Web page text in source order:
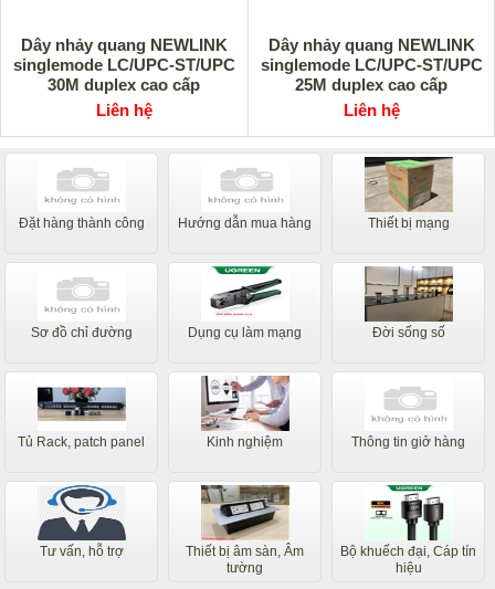
Dây nhảy quang NEWLINK
singlemode LC/UPC-ST/UPC
30M duplex cao cấp
Liên hệ
Dây nhảy quang NEWLINK
singlemode LC/UPC-ST/UPC
25M duplex cao cấp
Liên hệ
Đặt hàng thành công Hướng dẫn mua hàng Thiết bị mạng
Sơ đồ chỉ đường Dụng cụ làm mạng Đời sống số
Tủ Rack, patch panel Kinh nghiệm Thông tin giở hàng
Tư vấn, hỗ trợ
Thiết bị âm sàn, Âm
tường
Bộ khuếch đại, Cáp tín
hiệu